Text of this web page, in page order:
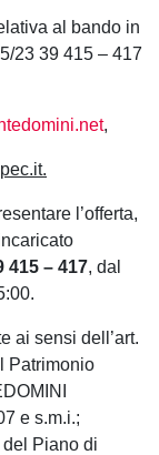
al bando in
23 39 415 – 417
,
l’offerta,
415 – 417, dal
ai sensi dell’art.
Patrimonio
e s.m.i.;
Piano di